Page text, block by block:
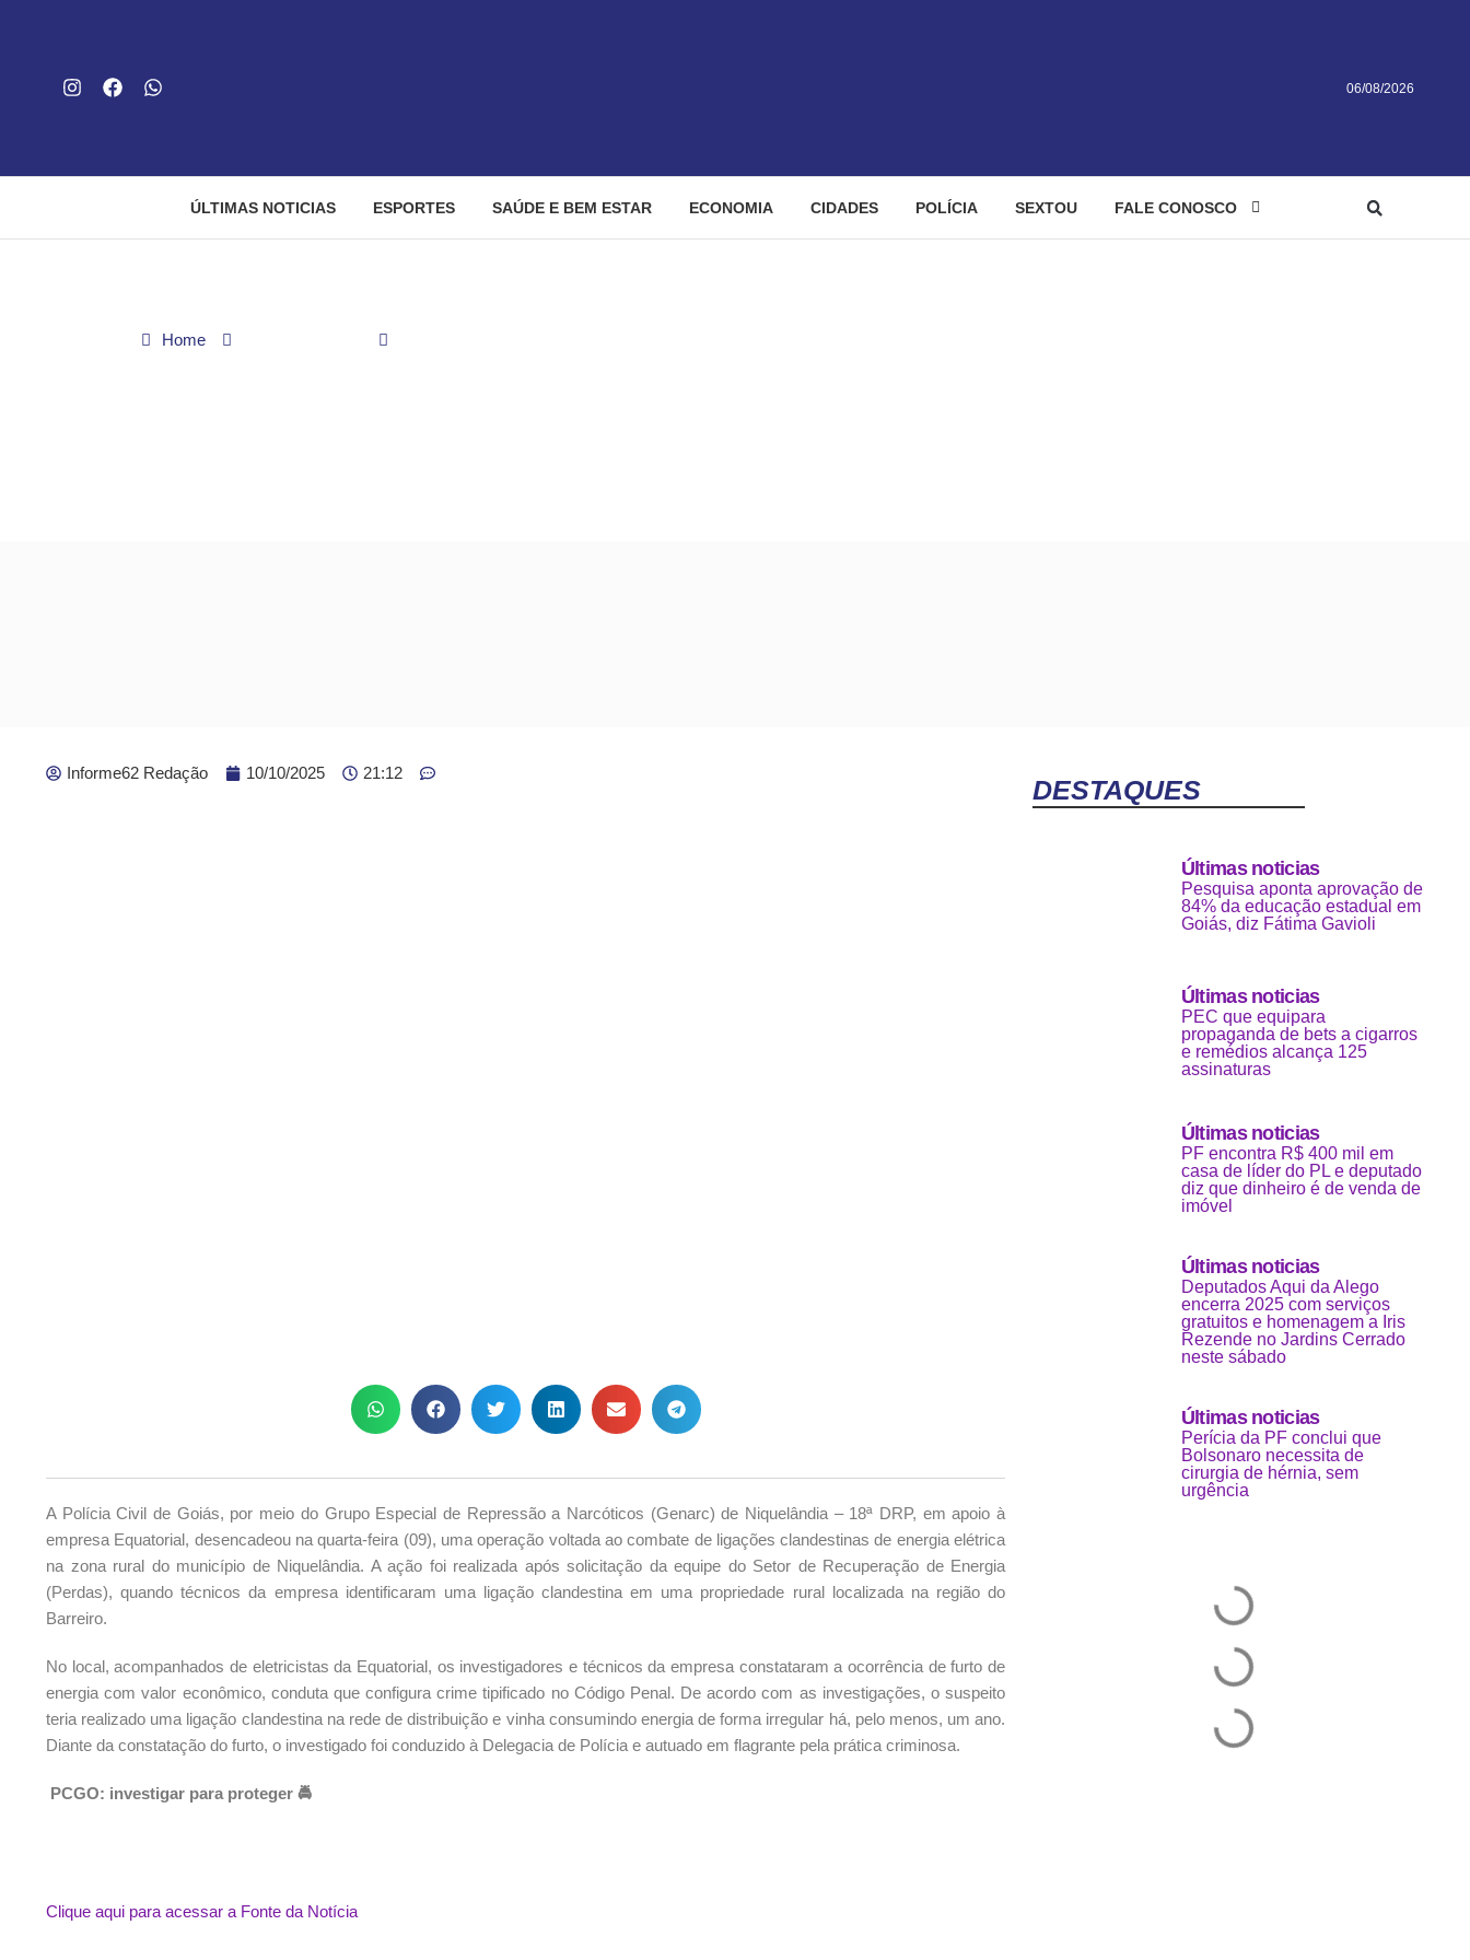
06/08/2026
ÚLTIMAS NOTICIAS ESPORTES SAÚDE E BEM ESTAR ECONOMIA CIDADES POLÍCIA SEXTOU FALE CONOSCO
Home
Informe62 Redação 10/10/2025 21:12
A Polícia Civil de Goiás, por meio do Grupo Especial de Repressão a Narcóticos (Genarc) de Niquelândia – 18ª DRP, em apoio à
empresa Equatorial, desencadeou na quarta-feira (09), uma operação voltada ao combate de ligações clandestinas de energia elétrica
na zona rural do município de Niquelândia. A ação foi realizada após solicitação da equipe do Setor de Recuperação de Energia
(Perdas), quando técnicos da empresa identificaram uma ligação clandestina em uma propriedade rural localizada na região do
Barreiro.
No local, acompanhados de eletricistas da Equatorial, os investigadores e técnicos da empresa constataram a ocorrência de furto de
energia com valor econômico, conduta que configura crime tipificado no Código Penal. De acordo com as investigações, o suspeito
teria realizado uma ligação clandestina na rede de distribuição e vinha consumindo energia de forma irregular há, pelo menos, um ano.
Diante da constatação do furto, o investigado foi conduzido à Delegacia de Polícia e autuado em flagrante pela prática criminosa.
PCGO: investigar para proteger 🚔
Clique aqui para acessar a Fonte da Notícia
DESTAQUES
Últimas noticias
Pesquisa aponta aprovação de
84% da educação estadual em
Goiás, diz Fátima Gavioli
Últimas noticias
PEC que equipara
propaganda de bets a cigarros
e remédios alcança 125
assinaturas
Últimas noticias
PF encontra R$ 400 mil em
casa de líder do PL e deputado
diz que dinheiro é de venda de
imóvel
Últimas noticias
Deputados Aqui da Alego
encerra 2025 com serviços
gratuitos e homenagem a Iris
Rezende no Jardins Cerrado
neste sábado
Últimas noticias
Perícia da PF conclui que
Bolsonaro necessita de
cirurgia de hérnia, sem
urgência